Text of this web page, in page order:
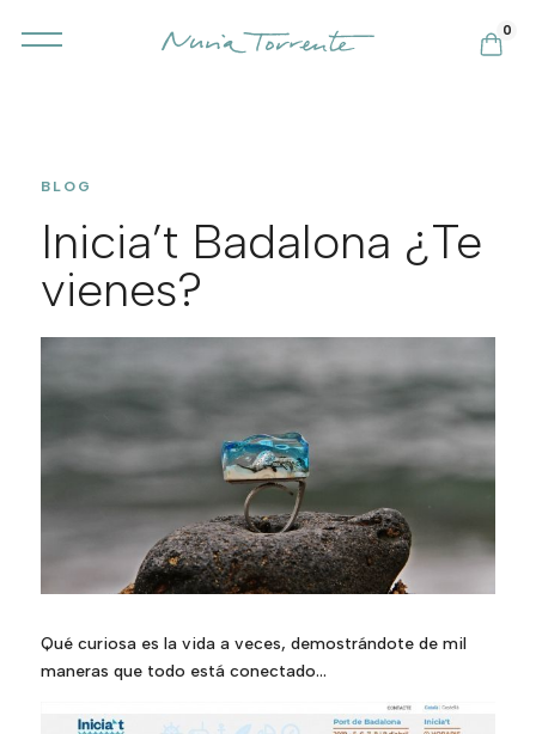
0
BLOG
Inicia’t Badalona ¿Te
vienes?
Qué curiosa es la vida a veces, demostrándote de mil
maneras que todo está conectado…